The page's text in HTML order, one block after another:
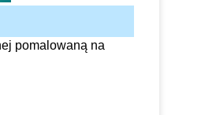
pomalowaną na